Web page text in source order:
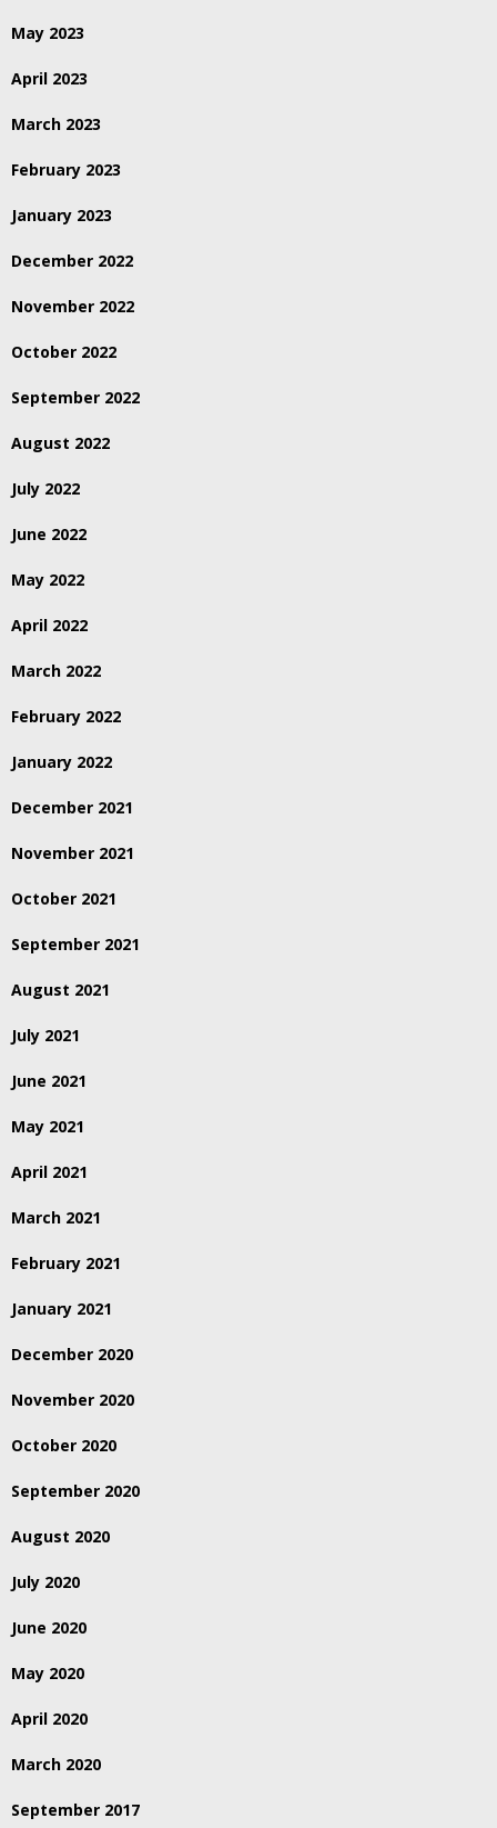
May 2023
April 2023
March 2023
February 2023
January 2023
December 2022
November 2022
October 2022
September 2022
August 2022
July 2022
June 2022
May 2022
April 2022
March 2022
February 2022
January 2022
December 2021
November 2021
October 2021
September 2021
August 2021
July 2021
June 2021
May 2021
April 2021
March 2021
February 2021
January 2021
December 2020
November 2020
October 2020
September 2020
August 2020
July 2020
June 2020
May 2020
April 2020
March 2020
September 2017